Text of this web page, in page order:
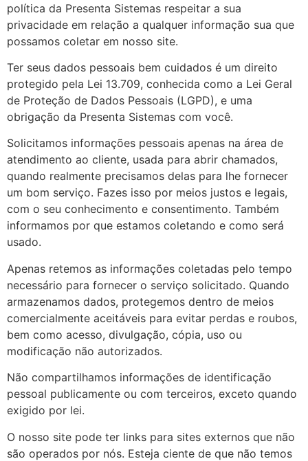
política da Presenta Sistemas respeitar a sua
privacidade em relação a qualquer informação sua que
possamos coletar em nosso site.
Ter seus dados pessoais bem cuidados é um direito
protegido pela Lei 13.709, conhecida como a Lei Geral
de Proteção de Dados Pessoais (LGPD), e uma
obrigação da Presenta Sistemas com você.
Solicitamos informações pessoais apenas na área de
atendimento ao cliente, usada para abrir chamados,
quando realmente precisamos delas para lhe fornecer
um bom serviço. Fazes isso por meios justos e legais,
com o seu conhecimento e consentimento. Também
informamos por que estamos coletando e como será
usado.
Apenas retemos as informações coletadas pelo tempo
necessário para fornecer o serviço solicitado. Quando
armazenamos dados, protegemos dentro de meios
comercialmente aceitáveis ​​para evitar perdas e roubos,
bem como acesso, divulgação, cópia, uso ou
modificação não autorizados.
Não compartilhamos informações de identificação
pessoal publicamente ou com terceiros, exceto quando
exigido por lei.
O nosso site pode ter links para sites externos que não
são operados por nós. Esteja ciente de que não temos